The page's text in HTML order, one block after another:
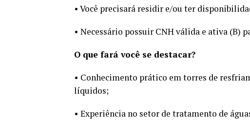
• Você precisará residir e/ou ter
• Necessário possuir CNH válida e ativa (B)
O que fará você se destacar?
• Conhecimento prático em torres de
líquidos;
• Experiência no setor de tratamento de